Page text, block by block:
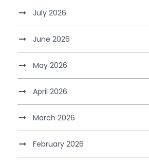
July 2026
June 2026
May 2026
April 2026
March 2026
February 2026